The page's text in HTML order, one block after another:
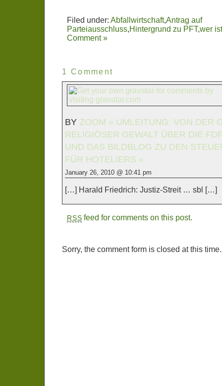
Filed under: Abfallwirtschaft,Antrag auf
Parteiausschluss,Hintergrund zu PFT,wer
Comment »
1 Comment
BY ZOOM » UMLEITUNG: VON DER
RELIGIÖSER GEWALT ÜBER DIE
UND DAS BILDBLOG ZU DEN
FÜR HOTELIERS «
January 26, 2010 @ 10:41 pm
[…] Harald Friedrich: Justiz-Streit … sbl […]
RSS feed for comments on this post.
Sorry, the comment form is closed at this time.